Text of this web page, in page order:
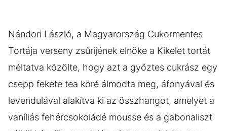
Nándori László, a Magyarország Cukormentes
Tortája verseny zsűrijének elnöke a Kikelet tortát
méltatva közölte, hogy azt a győztes cukrász egy
csepp fekete tea köré álmodta meg, áfonyával és
levendulával alakítva ki az összhangot, amelyet a
vaníliás fehércsokoládé mousse és a gabonaliszt